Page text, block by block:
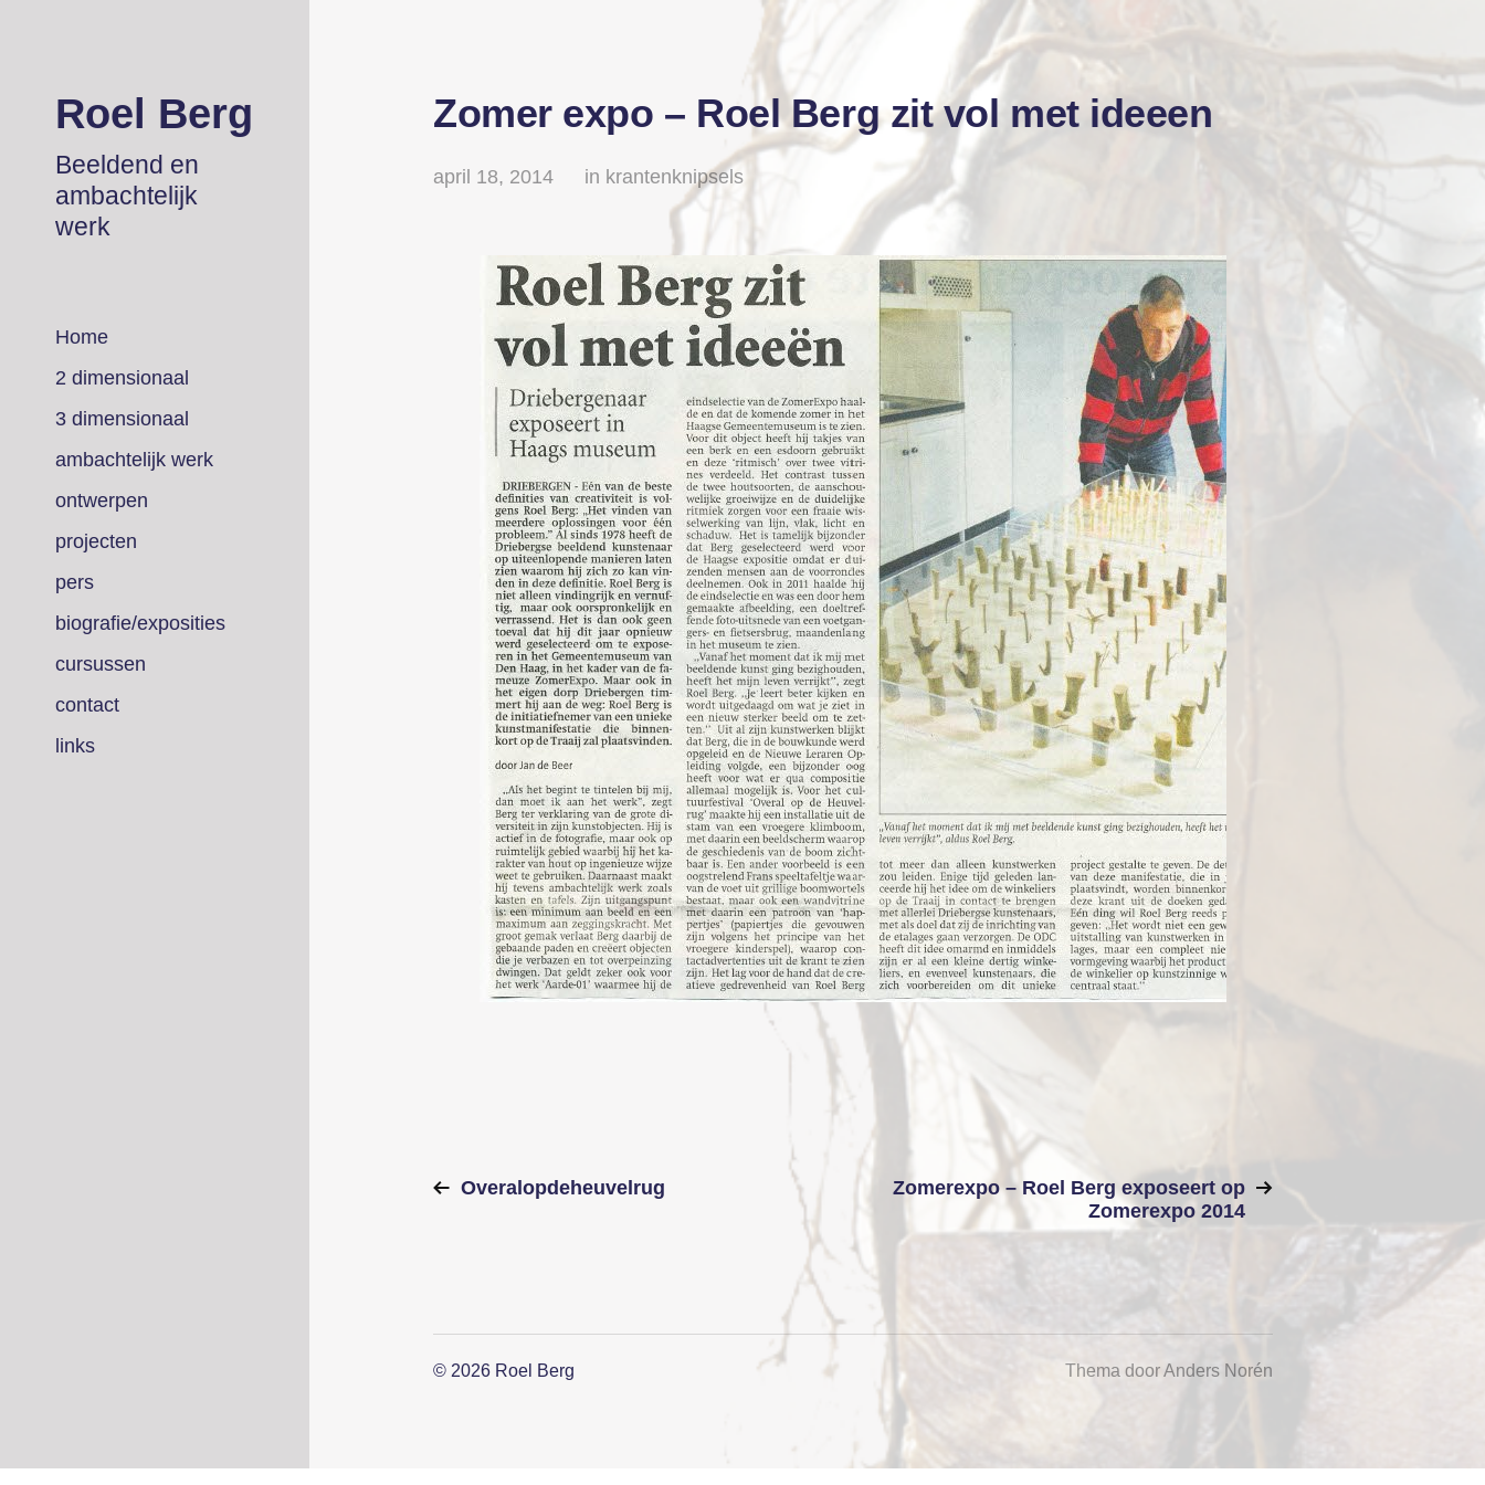
Roel Berg
Beeldend en
ambachtelijk
werk
Home
2 dimensionaal
3 dimensionaal
ambachtelijk werk
ontwerpen
projecten
pers
biografie/exposities
cursussen
contact
links
Zomer expo – Roel Berg zit vol met ideeen
april 18, 2014 in krantenknipsels
Overalopdeheuvelrug
Zomerexpo – Roel Berg exposeert op
Zomerexpo 2014
© 2026 Roel Berg Thema doorAnders Norén